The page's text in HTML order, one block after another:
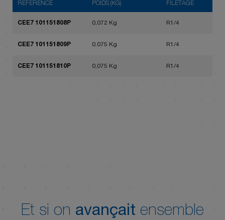
RÉFÉRENCE POIDS (KG) FILETAGE
CEE7 101151808P 0,072 Kg R1/4
CEE7 101151809P 0.075 Kg R1/4
CEE7 101151810P 0,075 Kg R1/4
Et si on avançait ensemble